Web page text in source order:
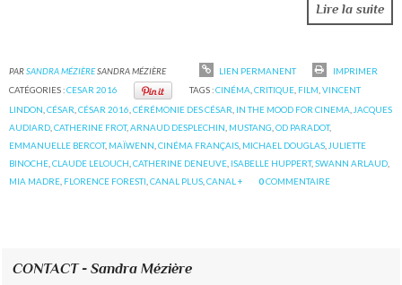
Lire la suite
PARSANDRA MÉZIÈRESANDRA MÉZIÈRE LIEN PERMANENT
IMPRIMER
CATÉGORIES :CESAR 2016 TAGS :CINÉMA CRITIQUE, FILM VINCENT
LINDON ,CÉSAR ,CÉSAR 2016 ,CÉRÉMONIE DES CÉSAR IN THE MOOD FOR CINEMA JACQUES
AUDIARD ,CATHERINE FROT,ARNAUD DESPLECHIN MUSTANG ,OD PARADOT,
EMMANUELLE BERCOT, MAÏWENN ,CINÉMA FRANÇAIS MICHAEL DOUGLAS JULIETTE
BINOCHE ,CLAUDE LELOUCH ,CATHERINE DENEUVE ISABELLE HUPPERT,SWANN ARLAUD
MIA MADRE FLORENCE FORESTI ,CANAL PLUS ,CANAL + 0COMMENTAIRE
CONTACT - Sandra Mézière